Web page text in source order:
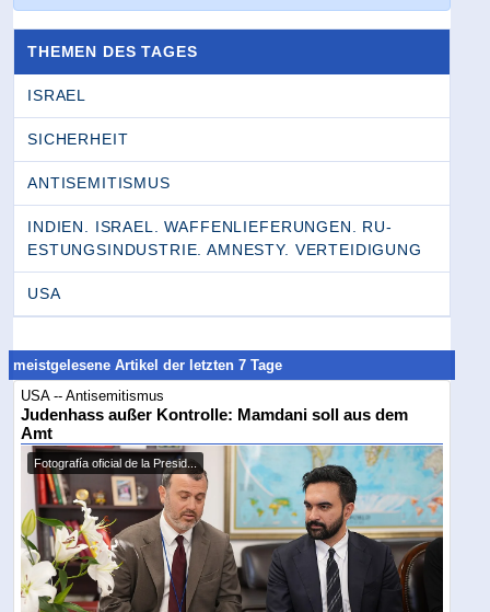
THEMEN DES TAGES
ISRAEL
SICHERHEIT
ANTISEMITISMUS
INDIEN. ISRAEL. WAFFENLIEFERUNGEN. RU­
ESTUNGSINDUSTRIE. AMNESTY. VERTEIDIGUNG
USA
meistgelesene Artikel der letzten 7 Tage
USA -- Antisemitismus
Judenhass außer Kontrolle: Mamdani soll aus dem
Amt
Fotografía oficial de la Presid...